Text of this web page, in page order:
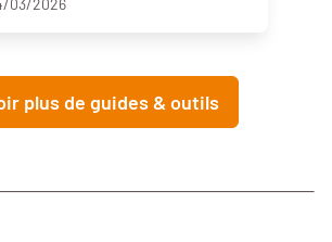
03/2026
plus de guides & outils